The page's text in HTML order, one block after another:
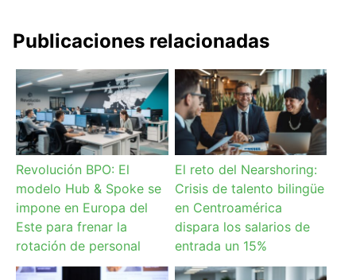
Publicaciones relacionadas
Revolución BPO: El
modelo Hub & Spoke se
impone en Europa del
Este para frenar la
rotación de personal
El reto del Nearshoring:
Crisis de talento bilingüe
en Centroamérica
dispara los salarios de
entrada un 15%